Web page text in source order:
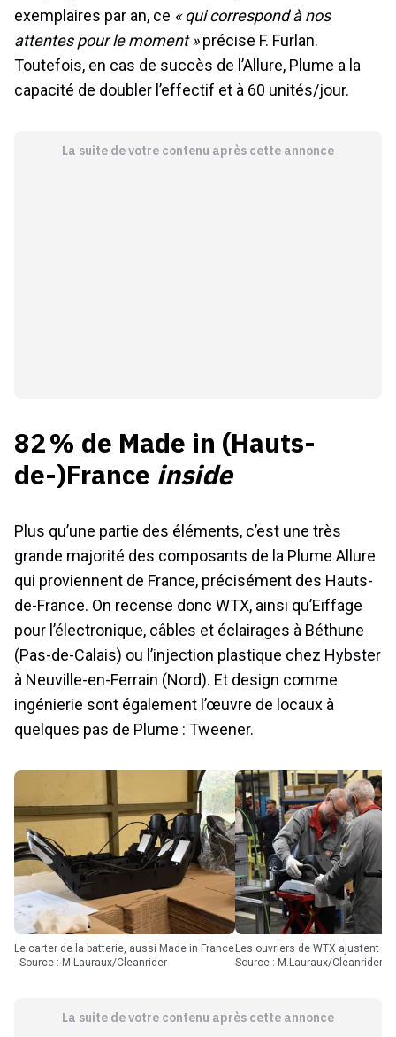
exemplaires par an, ce « qui correspond à nos
attentes pour le moment »précise F. Furlan.
Toutefois, en cas de succès de l’Allure, Plume a la
capacité de doubler l’effectif et à 60 unités/jour.
La suite de votre contenu après cette annonce
82 % de Made in (Hauts-
de-)France inside
Plus qu’une partie des éléments, c’est une très
grande majorité des composants de la Plume Allure
qui proviennent de France, précisément des Hauts-
de-France. On recense donc WTX, ainsi qu’Eiffage
pour l’électronique, câbles et éclairages à Béthune
(Pas-de-Calais) ou l’injection plastique chez Hybster
à Neuville-en-Ferrain (Nord). Et design comme
ingénierie sont également l’œuvre de locaux à
quelques pas de Plume : Tweener.
Le carter de la batterie, aussi Made in France
- Source : M.Lauraux/Cleanrider
Les ouvriers de WTX ajustent sur le deck -
Source : M.Lauraux/Cleanrider
La suite de votre contenu après cette annonce